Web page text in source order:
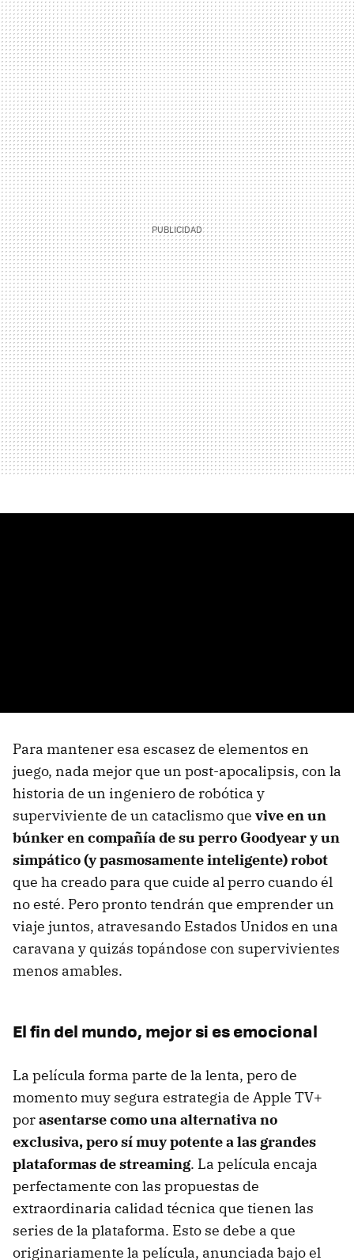
Para mantener esa escasez de elementos en
juego, nada mejor que un post-apocalipsis, con la
historia de un ingeniero de robótica y
superviviente de un cataclismo que vive en un
búnker en compañía de su perro Goodyear y un
simpático (y pasmosamente inteligente) robot
que ha creado para que cuide al perro cuando él
no esté. Pero pronto tendrán que emprender un
viaje juntos, atravesando Estados Unidos en una
caravana y quizás topándose con supervivientes
menos amables.
El fin del mundo, mejor si es emocional
La película forma parte de la lenta, pero de
momento muy segura estrategia de Apple TV+
porasentarse como una alternativa no
exclusiva, pero sí muy potente a las grandes
plataformas de streaming. La película encaja
perfectamente con las propuestas de
extraordinaria calidad técnica que tienen las
series de la plataforma. Esto se debe a que
originariamente la película, anunciada bajo el